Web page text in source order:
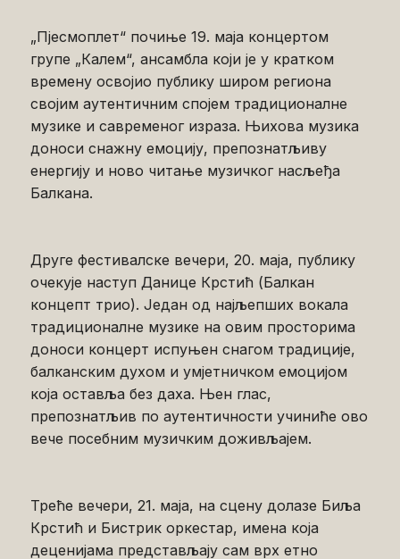
„Пјесмоплет“ почиње 19. маја концертом
групе „Калем“, ансамбла који је у кратком
времену освојио публику широм региона
својим аутентичним спојем традиционалне
музике и савременог израза. Њихова музика
доноси снажну емоцију, препознатљиву
енергију и ново читање музичког насљеђа
Балкана.
Друге фестивалске вечери, 20. маја, публику
очекује наступ Данице Крстић (Балкан
концепт трио). Један од најљепших вокала
традиционалне музике на овим просторима
доноси концерт испуњен снагом традиције,
балканским духом и умјетничком емоцијом
која оставља без даха. Њен глас,
препознатљив по аутентичности учиниће ово
вече посебним музичким доживљајем.
Треће вечери, 21. маја, на сцену долазе Биља
Крстић и Бистрик оркестар, имена која
деценијама представљају сам врх етно